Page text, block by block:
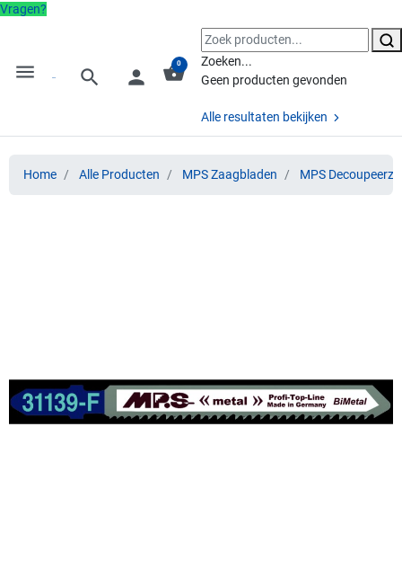
Vragen?
menu search person shopping_basket
0
Zoeken...
Geen producten gevonden
Alle resultaten bekijken
Home Alle Producten MPS Zaagbladen MPS